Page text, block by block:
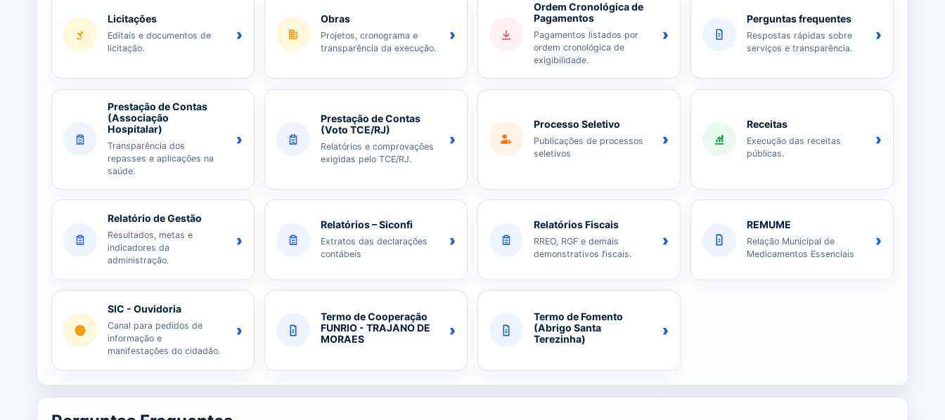
Licitações
Editais e documentos de
licitação.
›
Obras
Projetos, cronograma e
transparência da execução.
›
Ordem Cronológica de
Pagamentos
Pagamentos listados por
ordem cronológica de
exigibilidade.
›
Perguntas frequentes
Respostas rápidas sobre
serviços e transparência.
›
Prestação de Contas
(Associação
Hospitalar)
Transparência dos
repasses e aplicações na
saúde.
›
Prestação de Contas
(Voto TCE/RJ)
Relatórios e comprovações
exigidas pelo TCE/RJ.
›
Processo Seletivo
Publicações de processos
seletivos
›
Receitas
Execução das receitas
públicas.
›
Relatório de Gestão
Resultados, metas e
indicadores da
administração.
›
Relatórios – Siconfi
Extratos das declarações
contábeis
›
Relatórios Fiscais
RREO, RGF e demais
demonstrativos fiscais.
›
REMUME
Relação Municipal de
Medicamentos Essenciais
›
SIC - Ouvidoria
Canal para pedidos de
informação e
manifestações do cidadão.
›
Termo de Cooperação
FUNRIO - TRAJANO DE
MORAES
›
Termo de Fomento
(Abrigo Santa
Terezinha)
›